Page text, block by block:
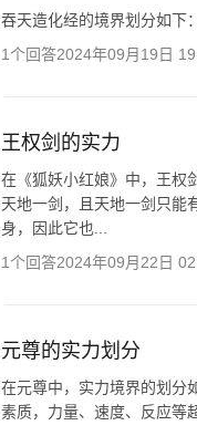
吞天造化经的境界划分如
1个回答2024年09月19日
王权剑的实力
在《狐妖小红娘》中，王权
天地一剑，且天地一剑只能
身，因此它也...
1个回答2024年09月22日
元尊的实力划分
在元尊中，实力境界的划分
素质，力量、速度、反应等